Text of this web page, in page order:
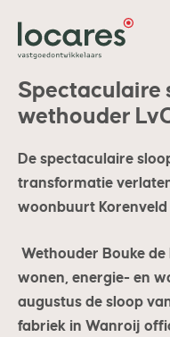
Spectaculaire
wethouder
De spectaculaire
transformatie
woonbuurt Korenveld
Wethouder Bouke
wonen, energie- en
augustus de sloop
fabriek in Wanroij